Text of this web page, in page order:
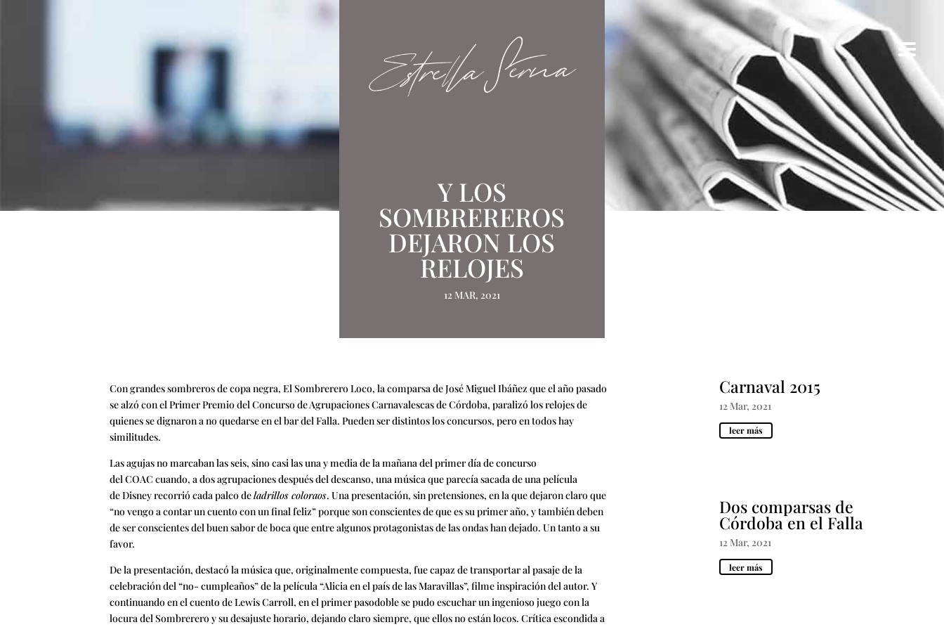
Y LOS
SOMBREREROS
DEJARON LOS
RELOJES
12 MAR, 2021
Con grandes sombreros de copa negra, El Sombrerero Loco, la comparsa de José Miguel Ibáñez que el año pasado
se alzó con el Primer Premio del Concurso de Agrupaciones Carnavalescas de Córdoba, paralizó los relojes de
quienes se dignaron a no quedarse en el bar del Falla. Pueden ser distintos los concursos, pero en todos hay
similitudes.
Las agujas no marcaban las seis, sino casi las una y media de la mañana del primer día de concurso
del COAC cuando, a dos agrupaciones después del descanso, una música que parecía sacada de una película
de Disney recorrió cada palco deladrillos coloraos. Una presentación, sin pretensiones, en la que dejaron claro que
“no vengo a contar un cuento con un final feliz” porque son conscientes de que es su primer año, y también deben
de ser conscientes del buen sabor de boca que entre algunos protagonistas de las ondas han dejado. Un tanto a su
favor.
De la presentación, destacó la música que, originalmente compuesta, fue capaz de transportar al pasaje de la
celebración del “no- cumpleaños” de la película “Alicia en el país de las Maravillas”, filme inspiración del autor. Y
continuando en el cuento de Lewis Carroll, en el primer pasodoble se pudo escuchar un ingenioso juego con la
locura del Sombrerero y su desajuste horario, dejando claro siempre, que ellos no están locos. Crítica escondida a
Carnaval 2015
12 Mar, 2021
leer más
Dos comparsas de
Córdoba en el Falla
12 Mar, 2021
leer más